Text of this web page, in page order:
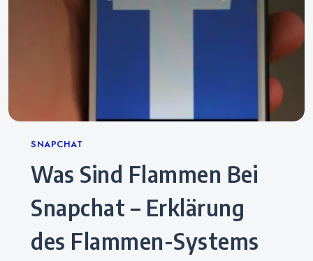
Categories
SNAPCHAT
Was Sind Flammen Bei
Snapchat – Erklärung
des Flammen-Systems